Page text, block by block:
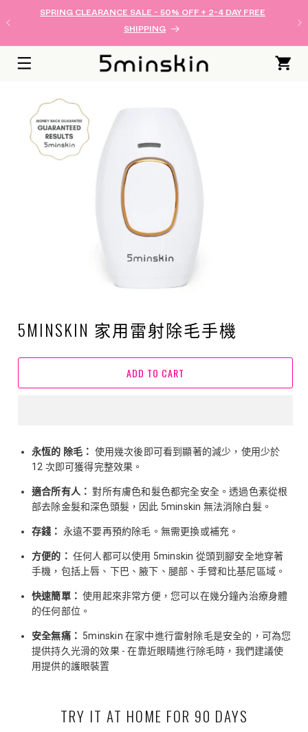
SPRING CLEARANCE SALE - 50% OFF + 2-4 DAY FREE
SHIPPING
購
物
5MINSKIN 家用雷射除毛手機
ADD TO CART
永恆的 除毛： 使用幾次後即可看到顯著的減少，使用少於
12 次即可獲得完整效果。
適合所有人：對所有膚色和髮色都完全安全。透過色素從根
部去除金髮和深色頭髮，因此 5minskin 無法消除白髮。
存錢： 永遠不要再預約除毛。無需更換或補充。
方便的： 任何人都可以使用 5minskin 從頭到腳安全地穿著
手機，包括上唇、下巴、腋下、腿部、手臂和比基尼區域。
快速簡單：使用起來非常方便，您可以在幾分鐘內治療身體
的任何部位。
安全無痛： 5minskin 在家中進行雷射除毛是安全的，可為您
提供持久光滑的效果 - 在靠近眼睛進行除毛時，我們建議使
用提供的護眼裝置
TRY IT AT HOME FOR 90 DAYS